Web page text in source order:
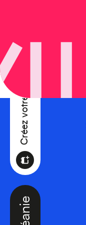
Océanie
Créez votre événement